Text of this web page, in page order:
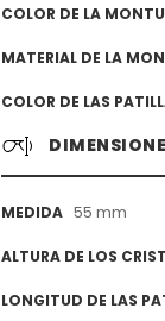
COLOR DE LA
MATERIAL DE LA
COLOR DE LAS
MEDIDA 55 mm
ALTURA DE LOS
LONGITUD DE LAS